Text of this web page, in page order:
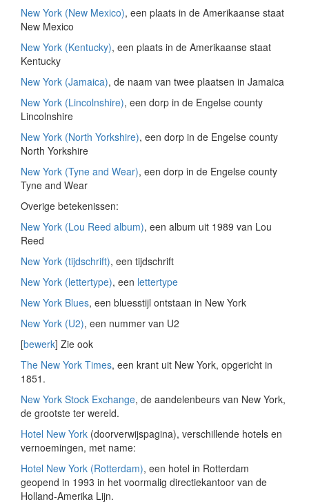
New York (New Mexico), een plaats in de Amerikaanse staat
New Mexico
New York (Kentucky), een plaats in de Amerikaanse staat
Kentucky
New York (Jamaica), de naam van twee plaatsen in Jamaica
New York (Lincolnshire), een dorp in de Engelse county
Lincolnshire
New York (North Yorkshire), een dorp in de Engelse county
North Yorkshire
New York (Tyne and Wear), een dorp in de Engelse county
Tyne and Wear
Overige betekenissen:
New York (Lou Reed album), een album uit 1989 van Lou
Reed
New York (tijdschrift), een tijdschrift
New York (lettertype), een lettertype
New York Blues, een bluesstijl ontstaan in New York
New York (U2), een nummer van U2
[bewerk] Zie ook
The New York Times, een krant uit New York, opgericht in
1851.
New York Stock Exchange, de aandelenbeurs van New York,
de grootste ter wereld.
Hotel New York (doorverwijspagina), verschillende hotels en
vernoemingen, met name:
Hotel New York (Rotterdam), een hotel in Rotterdam
geopend in 1993 in het voormalig directiekantoor van de
Holland-Amerika Lijn.